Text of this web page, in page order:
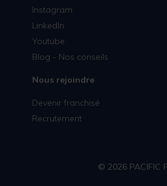
Instagram
LinkedIn
Youtube
Blog - Nos conseils
Nous rejoindre
Devenir franchisé
Recrutement
© 2026 PACIFIC